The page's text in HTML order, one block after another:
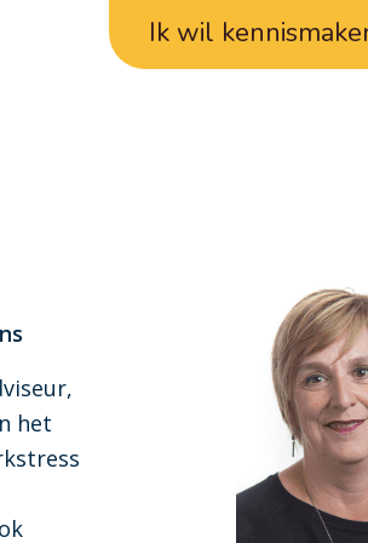
Ik wil
het